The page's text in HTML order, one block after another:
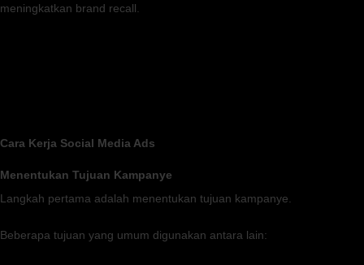
meningkatkan brand recall.
Cara Kerja Social Media Ads
Menentukan Tujuan Kampanye
Langkah pertama adalah menentukan tujuan kampanye.
Beberapa tujuan yang umum digunakan antara lain: